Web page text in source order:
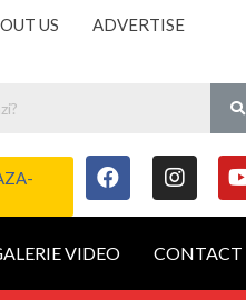
US ADVERTISE
VIDEO CONTACT